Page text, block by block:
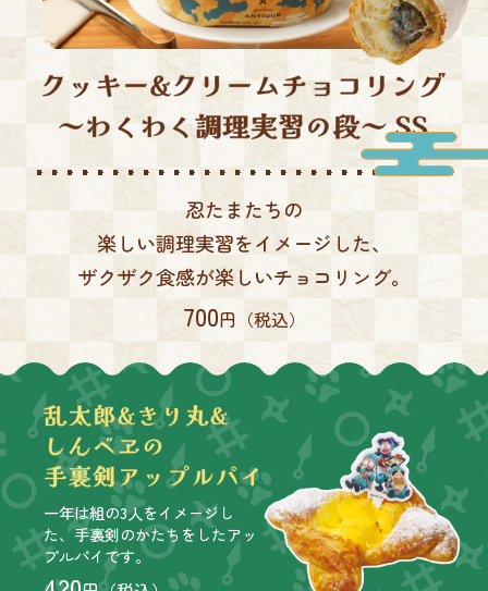
忍たまたちの
楽しい調理実習をイメージした、
ザクザク食感が楽しいチョコリング。
700円（税込）
一年は組の3人をイメージし
た、手裏剣のかたちをしたアッ
プルパイです。